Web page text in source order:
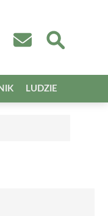
LUDZIE